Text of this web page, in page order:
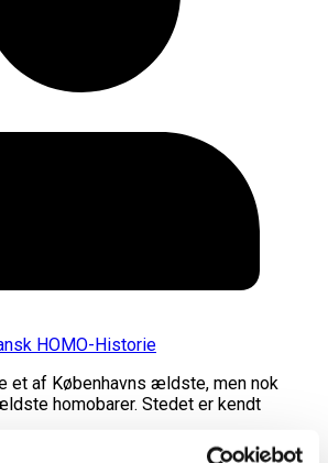
HOMO-Historie
et af Københavns ældste, men nok
homobarer. Stedet er kendt